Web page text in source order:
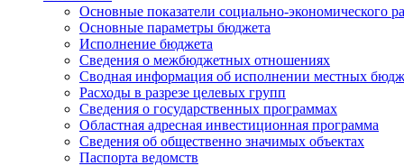
Основные показатели социально-экономического
Основные параметры бюджета
Исполнение бюджета
Сведения о межбюджетных отношениях
Сводная информация об исполнении местных
Расходы в разрезе целевых групп
Сведения о государственных программах
Областная адресная инвестиционная программа
Сведения об общественно значимых объектах
Паспорта ведомств